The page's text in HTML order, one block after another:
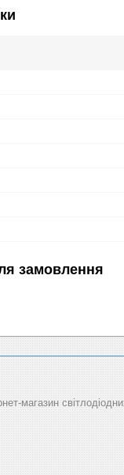
замовлення
магазин